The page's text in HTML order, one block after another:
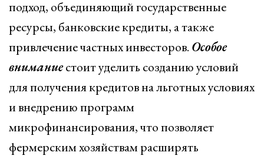
подход, объединяющий государственные
ресурсы, банковские кредиты, а также
привлечение частных инвесторов. Особое
вниманиестоит уделить созданию условий
для получения кредитов на льготных условиях
и внедрению программ
микрофинансирования, что позволяет
фермерским хозяйствам расширять